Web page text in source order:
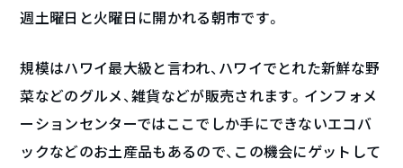
週土曜日と火曜日に開かれる朝市です。
規模はハワイ最大級と言われ、ハワイでとれた新鮮な野
菜などのグルメ、雑貨などが販売されます。インフォメ
ーションセンターではここでしか手にできないエコバ
ックなどのお土産品もあるので、この機会にゲットして